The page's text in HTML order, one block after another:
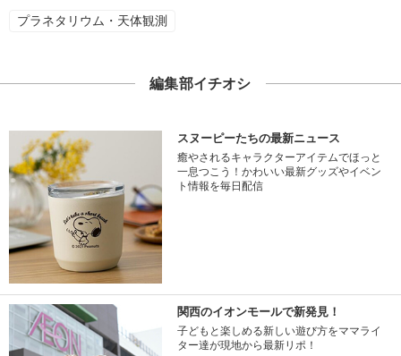
プラネタリウム・天体観測
編集部イチオシ
スヌーピーたちの最新ニュース
癒やされるキャラクターアイテムでほっと
一息つこう！かわいい最新グッズやイベン
ト情報を毎日配信
関西のイオンモールで新発見！
子どもと楽しめる新しい遊び方をママライ
ター達が現地から最新リポ！